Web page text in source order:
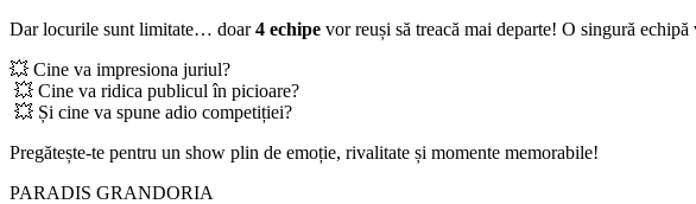
Dar locurile sunt limitate… doar4 echipe vor reuși să treacă mai departe! O singură
💥 Cine va impresiona juriul?
💥 Cine va ridica publicul în picioare?
💥 Și cine va spune adio competiției?
Pregătește-te pentru un show plin de emoție, rivalitate și momente memorabile!
PARADIS GRANDORIA